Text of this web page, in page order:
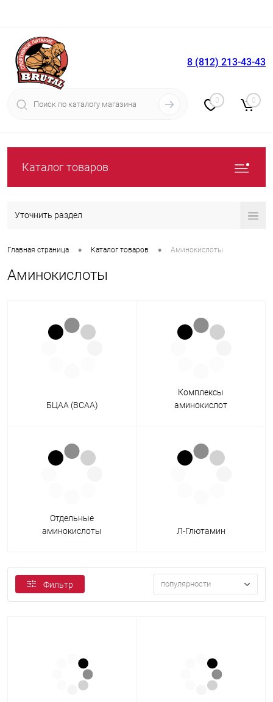
Вход Регистрация
8 (812) 213-43-43
0 0
Каталог товаров
Уточнить раздел
Главная страница • Каталог товаров • Аминокислоты
Аминокислоты
БЦАА (BCAA)
Комплексы
аминокислот
Отдельные
аминокислоты
Л-Глютамин
Фильтр популярности